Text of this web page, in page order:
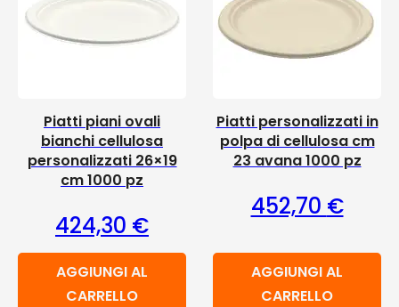
Piatti piani ovali
bianchi cellulosa
personalizzati 26×19
cm 1000 pz
424,30 €
AGGIUNGI AL
CARRELLO
Piatti personalizzati in
polpa di cellulosa cm
23 avana 1000 pz
452,70 €
AGGIUNGI AL
CARRELLO